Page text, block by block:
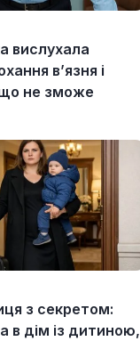
вислухала
в’язня і
не зможе
з секретом:
в дім із дитиною,